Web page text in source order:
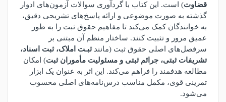
قضاوت) است. این کتاب با گردآوری سوالات آزمون‌های ادوار
گذشته به صورت موضوعی و ارائه پاسخ‌های تشریحی دقیق،
به خوانندگان کمک می‌کند تا مفاهیم حقوق ثبت را به طور
عمیق مرور و تثبیت کنند. ساختار منظم آن مبتنی بر
سرفصل‌های اصلی حقوق ثبت (مانندثبـت املاک، ثبت اسناد،
تشریفات ثبتی، جرائم ثبتی و مسئولیت مأموران ثبت) امکان
مطالعه هدفمند را فراهم می‌کند.
این اثر به عنوان یک ابزار
تمرینی قوی، مکمل مناسب درس‌نامه‌های اصلی محسوب
می‌شود.